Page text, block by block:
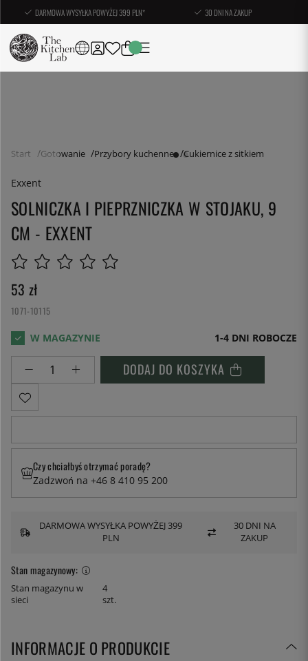
DARMOWA WYSYŁKA POWYŻEJ 399 PLN* 30 DNI NA ZAKUP
Start Gotowanie Przybory kuchenne Cukiernice z sitkiem
Exxent
SOLNICZKA I PIEPRZNICZKA W STOJAKU, 9
CM - EXXENT
53 zł
1071-10115
1-4 DNI ROBOCZE
DODAJ DO KOSZYKA
Stan magazynowy:
Stan magazynu w
sieci
4
szt.
Czy chciałbyś otrzymać poradę?
Zadzwoń na +46 8 410 95 200
DARMOWA WYSYŁKA POWYŻEJ 399
PLN
30 DNI NA
ZAKUP
INFORMACJE O PRODUKCIE